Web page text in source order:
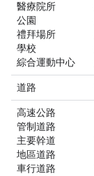
醫療院所
公園
禮拜場所
學校
綜合運動中心
道路
高速公路
管制道路
主要幹道
地區道路
車行道路